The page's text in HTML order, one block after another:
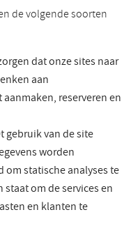
de volgende soorten
dat onze sites naar
aan
reserveren en
gebruik van de site
worden
om statische analyses te
om de services en
en klanten te